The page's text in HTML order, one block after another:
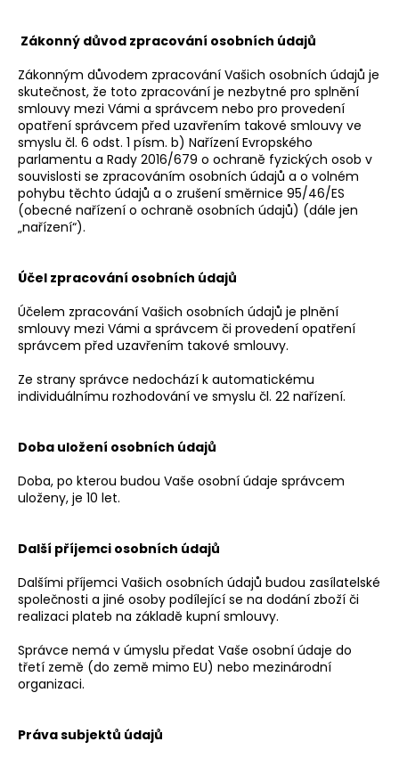
Zákonný důvod zpracování osobních údajů
Zákonným důvodem zpracování Vašich osobních údajů je
skutečnost, že toto zpracování je nezbytné pro splnění
smlouvy mezi Vámi a správcem nebo pro provedení
opatření správcem před uzavřením takové smlouvy ve
smyslu čl. 6 odst. 1 písm. b) Nařízení Evropského
parlamentu a Rady 2016/679 o ochraně fyzických osob v
souvislosti se zpracováním osobních údajů a o volném
pohybu těchto údajů a o zrušení směrnice 95/46/ES
(obecné nařízení o ochraně osobních údajů) (dále jen
„nařízení“).
Účel zpracování osobních údajů
Účelem zpracování Vašich osobních údajů je plnění
smlouvy mezi Vámi a správcem či provedení opatření
správcem před uzavřením takové smlouvy.
Ze strany správce nedochází k automatickému
individuálnímu rozhodování ve smyslu čl. 22 nařízení.
Doba uložení osobních údajů
Doba, po kterou budou Vaše osobní údaje správcem
uloženy, je 10 let.
Další příjemci osobních údajů
Dalšími příjemci Vašich osobních údajů budou zasílatelské
společnosti a jiné osoby podílející se na dodání zboží či
realizaci plateb na základě kupní smlouvy.
Správce nemá v úmyslu předat Vaše osobní údaje do
třetí země (do země mimo EU) nebo mezinárodní
organizaci.
Práva subjektů údajů